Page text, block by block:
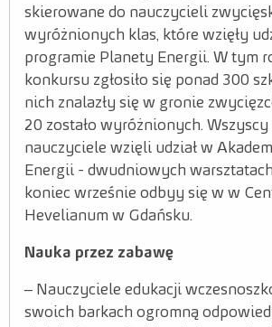
Przewodnik
Rodzic
Warto wiedzieć
Scenariusze
Zdjęcia
skierowane do nauczycieli
wyróżnionych klas, które wzięły
programie Planety Energii. W tym
konkursu zgłosiło się ponad 300
nich znalazły się w gronie
20 zostało wyróżnionych.
nauczyciele wzięli udział w
Energii - dwudniowych
koniec wrześnie odbyy się w w
Hevelianum w Gdańsku.
Nauka przez zabawę
– Nauczyciele edukacji
swoich barkach ogromną